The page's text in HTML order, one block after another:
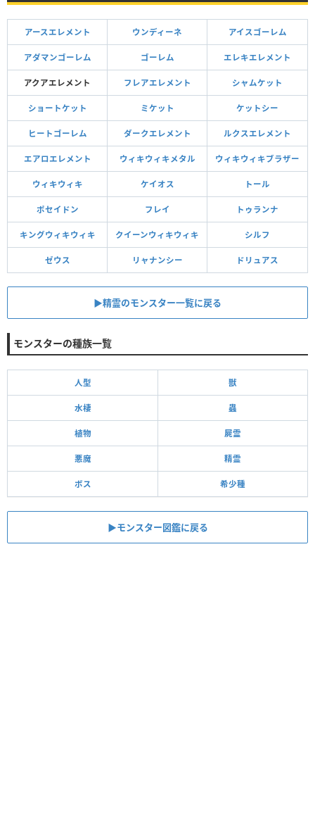
アースエレメント ウンディーネ アイスゴーレム
アダマンゴーレム ゴーレム エレキエレメント
アクアエレメント フレアエレメント シャムケット
ショートケット ミケット ケットシー
ヒートゴーレム ダークエレメント ルクスエレメント
エアロエレメント ウィキウィキメタル ウィキウィキブラザー
ウィキウィキ ケイオス トール
ポセイドン フレイ トゥランナ
キングウィキウィキ クイーンウィキウィキ シルフ
ゼウス リャナンシー ドリュアス
▶︎精霊のモンスター一覧に戻る
モンスターの種族一覧
人型 獣
水棲 蟲
植物 屍霊
悪魔 精霊
ボス 希少種
▶モンスター図鑑に戻る